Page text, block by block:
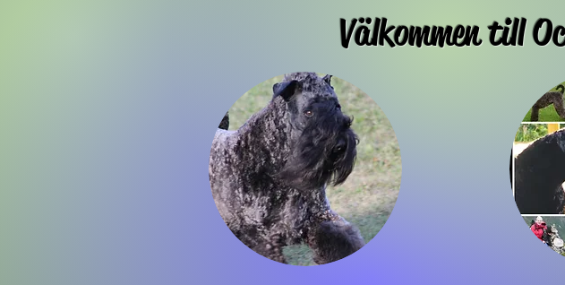
Välkommen till